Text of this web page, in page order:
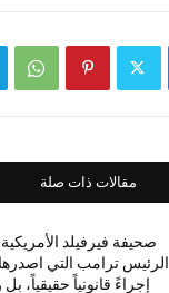
مقالات ذات صلة
صحيفة فيرفيلد
الرئيس ترامب التي
إجراءً قانونياً حقيقياً،